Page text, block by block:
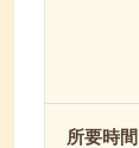
所要時間